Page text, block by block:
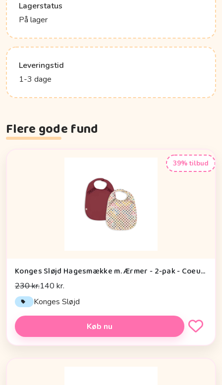
Lagerstatus
På lager
Leveringstid
1-3 dage
Flere gode fund
39% tilbud
Konges Sløjd Hagesmække m. Ærmer - 2-pak - Coeur Glitter/Sangria
230 kr.140 kr.
Konges Sløjd
Køb nu